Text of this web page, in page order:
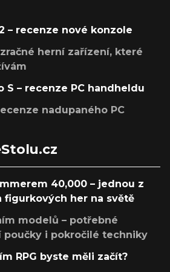
– recenze nové konzole
herní zařízení, které
S – recenze PC handheldu
nadupaného PC
40,000 – jednou z
figurkových her na světě
modelů – potřebné
poučky i pokročilé techniky
RPG byste měli začít?